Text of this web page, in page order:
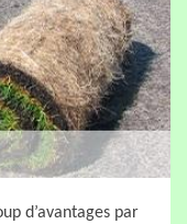
d’avantages par